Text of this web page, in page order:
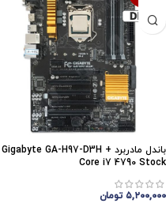
باندل مادربرد Gigabyte GA-H97-D3H +
Core i7 4790 Stock
۵,۲۰۰,۰۰۰ تومان